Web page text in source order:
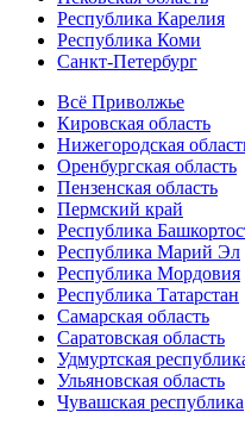
Республика Карелия
Республика Коми
Санкт-Петербург
Всё Приволжье
Кировская область
Нижегородская
Оренбургская область
Пензенская область
Пермский край
Республика
Республика Марий Эл
Республика Мордовия
Республика Татарстан
Самарская область
Саратовская область
Удмуртская
Ульяновская область
Чувашская республика